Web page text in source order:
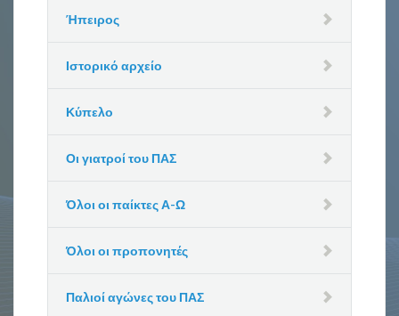
Ήπειρος
Ιστορικό αρχείο
Κύπελο
Οι γιατροί του ΠΑΣ
Όλοι οι παίκτες Α-Ω
Όλοι οι προπονητές
Παλιοί αγώνες του ΠΑΣ